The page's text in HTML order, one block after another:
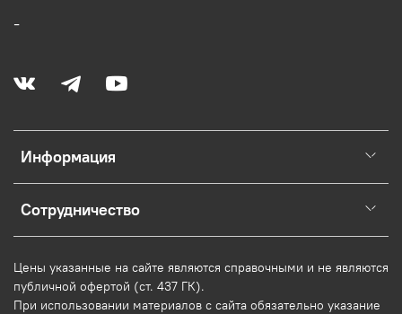
Информация
Сотрудничество
-
Цены указанные на сайте являются справочными и не являются
публичной офертой (ст. 437 ГК).
При использовании материалов с сайта обязательно указание